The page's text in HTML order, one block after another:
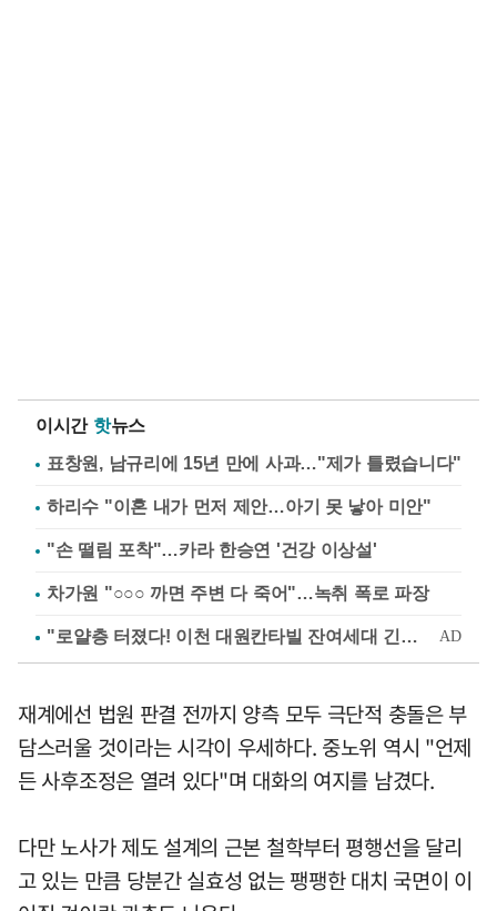
이시간 핫뉴스
표창원, 남규리에 15년 만에 사과…"제가 틀렸습니다"
하리수 "이혼 내가 먼저 제안…아기 못 낳아 미안"
"손 떨림 포착"…카라 한승연 '건강 이상설'
차가원 "○○○ 까면 주변 다 죽어"…녹취 폭로 파장
재계에선 법원 판결 전까지 양측 모두 극단적 충돌은 부
담스러울 것이라는 시각이 우세하다. 중노위 역시 "언제
든 사후조정은 열려 있다"며 대화의 여지를 남겼다.
다만 노사가 제도 설계의 근본 철학부터 평행선을 달리
고 있는 만큼 당분간 실효성 없는 팽팽한 대치 국면이 이